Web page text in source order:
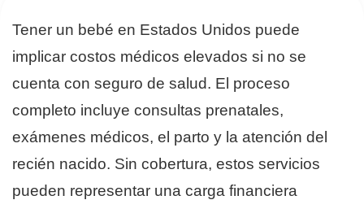
Tener un bebé en Estados Unidos puede
implicar costos médicos elevados si no se
cuenta con seguro de salud. El proceso
completo incluye consultas prenatales,
exámenes médicos, el parto y la atención del
recién nacido. Sin cobertura, estos servicios
pueden representar una carga financiera